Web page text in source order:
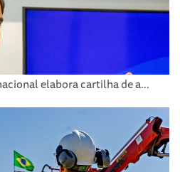
elabora cartilha de a...